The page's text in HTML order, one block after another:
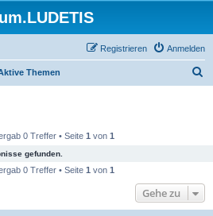
Anmelden
Registrieren
Themen
0 Treffer • Seite 1 von 1
gefunden.
0 Treffer • Seite 1 von 1
Gehe zu